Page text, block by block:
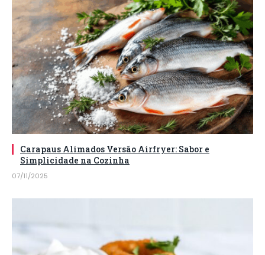
Carapaus Alimados Versão Airfryer: Sabor e
Simplicidade na Cozinha
07/11/2025